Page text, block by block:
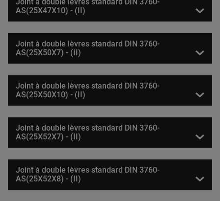
Joint à double lèvres standard DIN 3760-
AS(25X47X10) - (II)
Joint à double lèvres standard DIN 3760-
AS(25X50X7) - (II)
Joint à double lèvres standard DIN 3760-
AS(25X50X10) - (II)
Joint à double lèvres standard DIN 3760-
AS(25X52X7) - (II)
Joint à double lèvres standard DIN 3760-
AS(25X52X8) - (II)